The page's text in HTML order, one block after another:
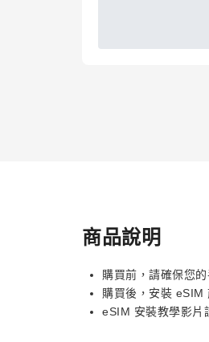
商品說明
購買前，請確保您
購買後，安裝 eSIM
eSIM 安裝教學影片